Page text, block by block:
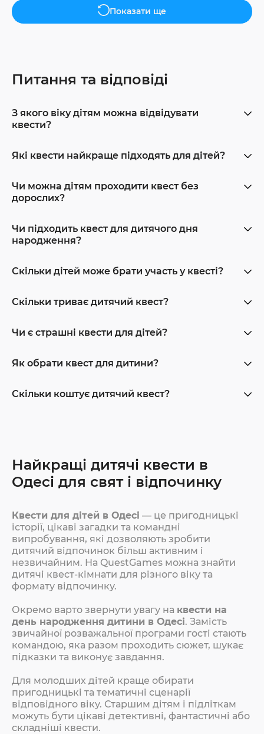
Показати ще
Питання та відповіді
З якого віку дітям можна відвідувати
квести?
Які квести найкраще підходять для дітей?
Чи можна дітям проходити квест без
дорослих?
Чи підходить квест для дитячого дня
народження?
Скільки дітей може брати участь у квесті?
Скільки триває дитячий квест?
Чи є страшні квести для дітей?
Як обрати квест для дитини?
Скільки коштує дитячий квест?
Найкращі дитячі квести в
Одесі для свят і відпочинку
Квести для дітей в Одесі — це пригодницькі
історії, цікаві загадки та командні
випробування, які дозволяють зробити
дитячий відпочинок більш активним і
незвичайним. На QuestGames можна знайти
дитячі квест-кімнати для різного віку та
формату відпочинку.
Окремо варто звернути увагу на квести на
день народження дитини в Одесі. Замість
звичайної розважальної програми гості стають
командою, яка разом проходить сюжет, шукає
підказки та виконує завдання.
Для молодших дітей краще обирати
пригодницькі та тематичні сценарії
відповідного віку. Старшим дітям і підліткам
можуть бути цікаві детективні, фантастичні або
складніші квести.